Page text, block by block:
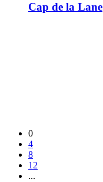
Cap de la Lane
0
4
8
12
...